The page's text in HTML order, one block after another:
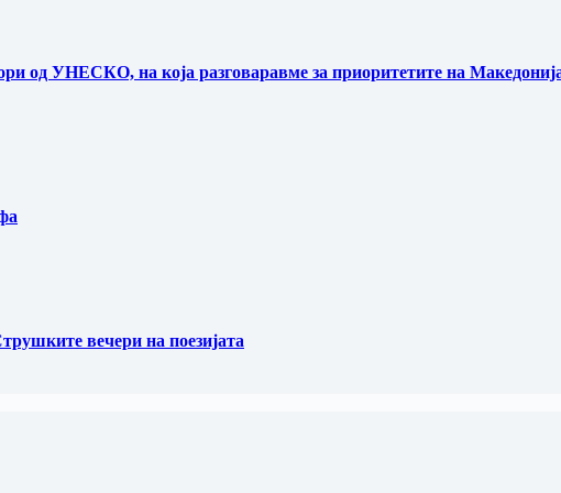
од УНЕСКО, на која разговаравме за приоритетите на
вечери на поезијата